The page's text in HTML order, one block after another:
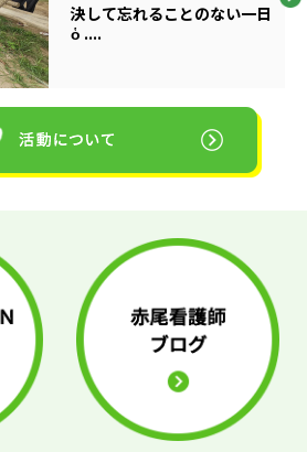
決して忘れることのない一日
ὁ ....